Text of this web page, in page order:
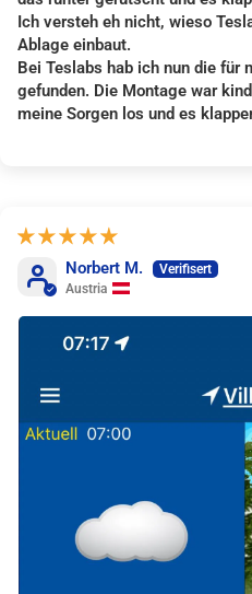
Ich versteh eh nicht, wieso
Ablage einbaut.
Bei Teslabs hab ich nun die für
gefunden. Die Montage war
meine Sorgen los und es
Norbert M.
Austria